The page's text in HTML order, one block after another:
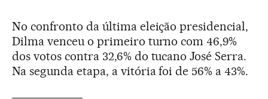
No confronto da última eleição presidencial,
Dilma venceu o primeiro turno com 46,9%
dos votos contra 32,6% do tucano José Serra.
Na segunda etapa, a vitória foi de 56% a 43%.